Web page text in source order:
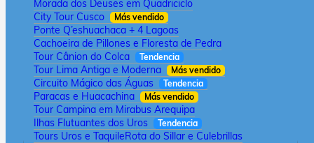
Morada dos Deuses em Quadriciclo
City Tour Cusco
Más vendido
Ponte Q’eshuachaca + 4 Lagoas
Cachoeira de Pillones e Floresta de Pedra
Tour Cânion do Colca
Tendencia
Tour Lima Antiga e Moderna Más vendido
Circuito Mágico das Águas Tendencia
Paracas e Huacachina Más vendido
Tour Campina em Mirabus Arequipa
Ilhas Flutuantes dos Uros
Tendencia
Tours Uros e TaquileRota do Sillar e Culebrillas